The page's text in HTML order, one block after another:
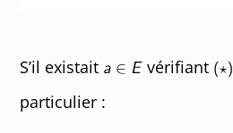
S’il existait vérifiant
particulier :